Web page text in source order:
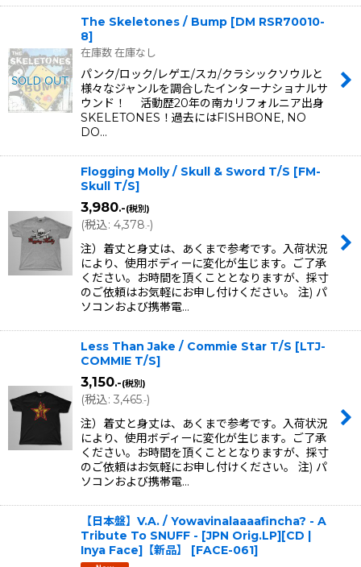
The Skeletones / Bump [DM RSR70010-
8]
在庫数 在庫なし
パンク/ロック/レゲエ/スカ/クラシックソウルと
様々なジャンルを調合したインターナショナルサ
ウンド！ 活動歴20年の南カリフォルニア出身
SKELETONES！過去にはFISHBONE, NO
DO…
Flogging Molly / Skull & Sword T/S [FM-
Skull T/S]
3,980.-(税別)
(税込: 4,378.-)
注）着丈と身丈は、あくまで参考です。入荷状況
により、使用ボディーに変化が生じます。ご了承
ください。お時間を頂くこととなりますが、採寸
のご依頼はお気軽にお申し付けください。 注) パ
ソコンおよび携帯電…
Less Than Jake / Commie Star T/S [LTJ-
COMMIE T/S]
3,150.-(税別)
(税込: 3,465.-)
注）着丈と身丈は、あくまで参考です。入荷状況
により、使用ボディーに変化が生じます。ご了承
ください。お時間を頂くこととなりますが、採寸
のご依頼はお気軽にお申し付けください。 注) パ
ソコンおよび携帯電…
【日本盤】V.A. / Yowavinalaaaafincha? - A
Tribute To SNUFF - [JPN Orig.LP][CD |
Inya Face]【新品】
[FACE-061]